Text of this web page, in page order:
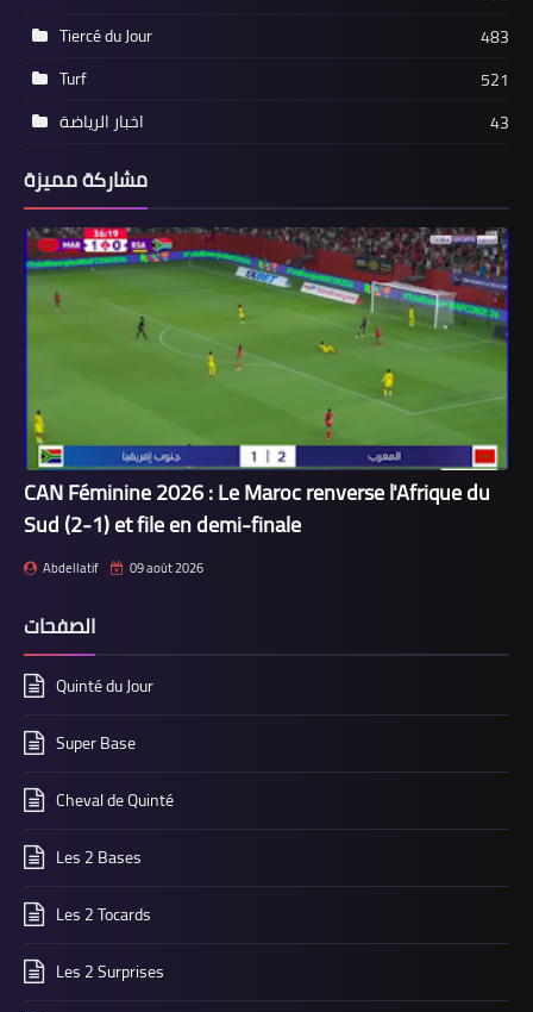
Tiercé du Jour
483
Turf
521
اخبار الرياضة
43
مشاركة مميزة
CAN Féminine 2026 : Le Maroc renverse l'Afrique du
Sud (2-1) et file en demi-finale
Abdellatif 09 août 2026
الصفحات
Quinté du Jour
Super Base
Cheval de Quinté
Les 2 Bases
Les 2 Tocards
Les 2 Surprises